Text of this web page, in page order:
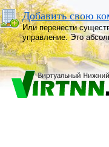
Добавить свою
Или перенести
управление. Это